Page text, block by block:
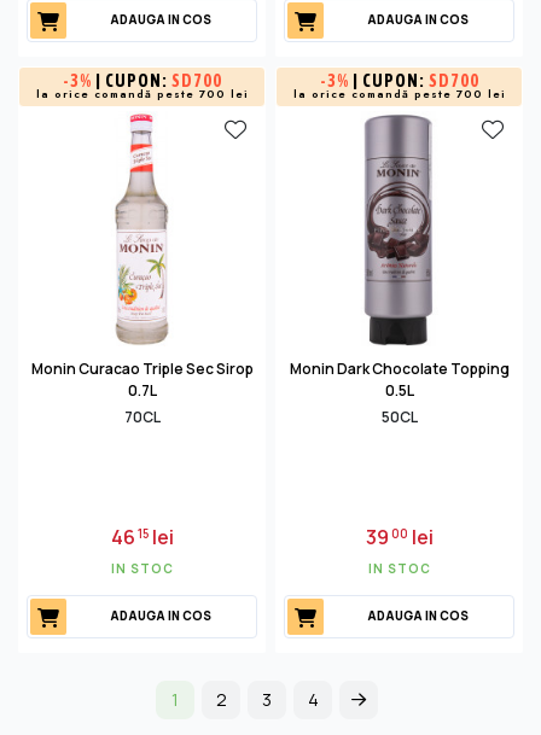
ADAUGA IN COS ADAUGA IN COS
-3% | CUPON: SD700
la orice comandă peste 700 lei
Monin Curacao Triple Sec Sirop
0.7L
70CL
4615lei
IN STOC
ADAUGA IN COS
-3% | CUPON: SD700
la orice comandă peste 700 lei
Monin Dark Chocolate Topping
0.5L
50CL
3900 lei
IN STOC
ADAUGA IN COS
1 2 3 4